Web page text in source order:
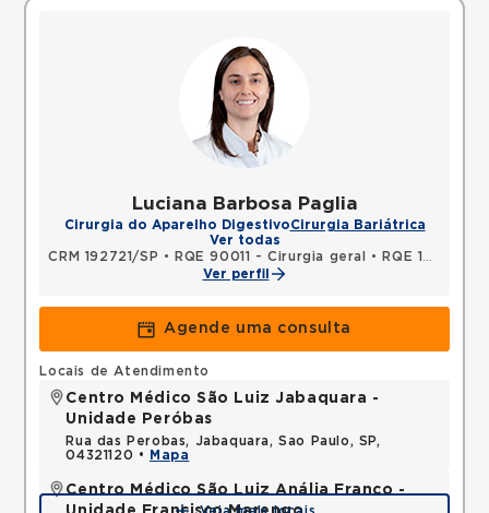
Luciana Barbosa Paglia
Cirurgia do Aparelho DigestivoCirurgia Bariátrica
Ver todas
CRM 192721/SP • RQE 90011 - Cirurgia geral •
RQE 105038 - Cirurgia do aparelho digestivo
Ver perfil
Agende uma consulta
Locais de Atendimento
Centro Médico São Luiz Jabaquara -
Unidade Peróbas
Rua das Perobas, Jabaquara, Sao Paulo, SP,
04321120 •
Mapa
Centro Médico São Luiz Anália Franco -